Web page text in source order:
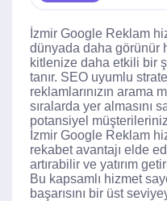
İzmir Google Reklam
dünyada daha görünür
kitlenize daha etkili bir
tanır. SEO uyumlu
reklamlarınızın arama
sıralarda yer almasını
potansiyel
İzmir Google Reklam
rekabet avantajı elde
artırabilir ve yatırım
Bu kapsamlı hizmet
başarısını bir üst